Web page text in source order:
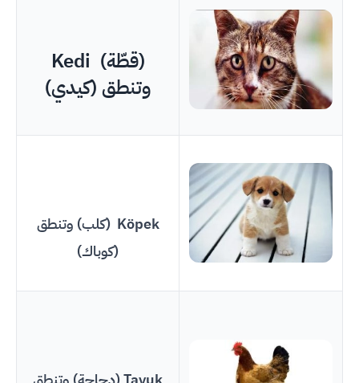
Kedi (قطّة)
وتنطق (كيدي)
Köpek (كلب) وتنطق
(كوباك)